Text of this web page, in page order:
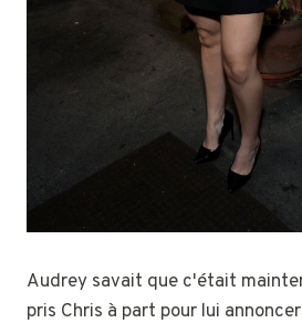
Audrey savait que c'était
pris Chris à part pour lui